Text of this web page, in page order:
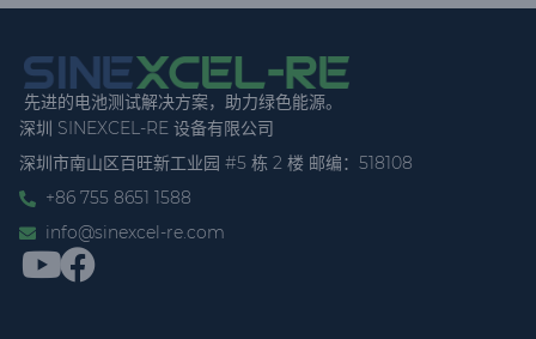
先进的电池测试解决方案，助力绿色能源。
深圳 SINEXCEL-RE 设备有限公司
深圳市南山区百旺新工业园 #5 栋 2 楼 邮编：518108
+86 755 8651 1588
info@sinexcel-re.com